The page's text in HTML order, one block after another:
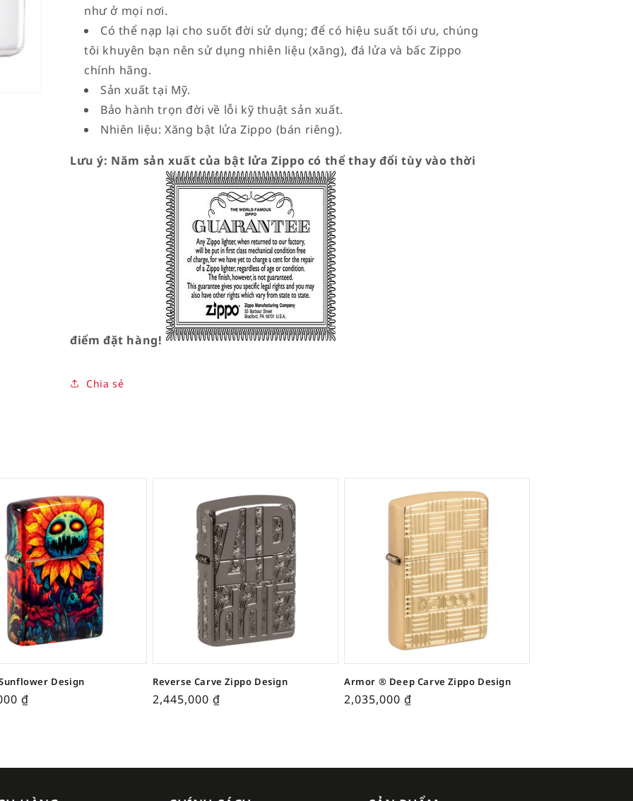
như ở mọi nơi.
Có thể nạp lại cho suốt đời sử dụng; để có hiệu suất tối ưu, chúng
tôi khuyên bạn nên sử dụng nhiên liệu (xăng), đá lửa và bấc Zippo
chính hãng.
Sản xuất tại Mỹ.
Bảo hành trọn đời về lỗi kỹ thuật sản xuất.
Nhiên liệu: Xăng bật lửa Zippo (bán riêng).
Lưu ý: Năm sản xuất của bật lửa Zippo có thể thay đổi tùy vào thời
điểm đặt hàng!
Chia sẻ
Design
₫
Reverse Carve Zippo Design
2,445,000 ₫
Armor ® Deep Carve Zippo Design
2,035,000 ₫